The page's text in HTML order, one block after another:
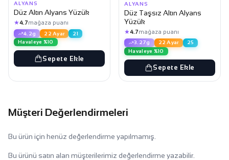
ALYANS
Düz Altın Alyans Yüzük
★4.7mağaza puanı
4.2g 22 Ayar
21
Havaleye %10
Sepete Ekle
ALYANS
Düz Taşsız Altın Alyans
Yüzük
★4.7mağaza puanı
3.27g 22 Ayar
25
Havaleye %10
Sepete Ekle
Müşteri Değerlendirmeleri
Bu ürün için henüz değerlendirme yapılmamış.
Bu ürünü satın alan müşterilerimiz değerlendirme yazabilir.